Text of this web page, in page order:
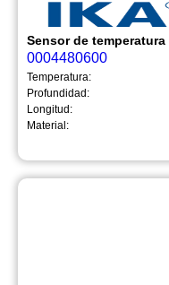
Sensor de
0004480600
Temperatura:
Profundidad:
Longitud:
Material: